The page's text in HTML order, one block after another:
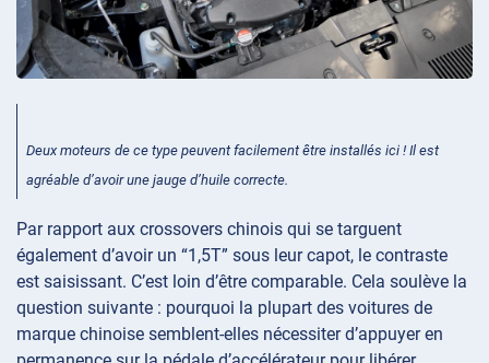
Deux moteurs de ce type peuvent facilement être installés ici ! Il est
agréable d’avoir une jauge d’huile correcte.
Par rapport aux crossovers chinois qui se targuent
également d’avoir un “1,5T” sous leur capot, le contraste
est saisissant. C’est loin d’être comparable. Cela soulève la
question suivante : pourquoi la plupart des voitures de
marque chinoise semblent-elles nécessiter d’appuyer en